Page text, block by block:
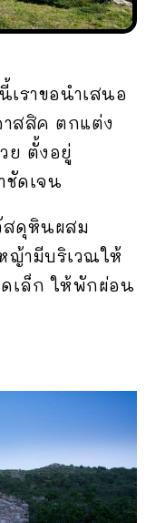
ราขอนำเสนอ
สสิค ตกแต่ง
ย ตั้งอยู่
ชัดเจน
สดุหินผสม
ามีบริเวณให้
เล็ก ให้พักผ่อน